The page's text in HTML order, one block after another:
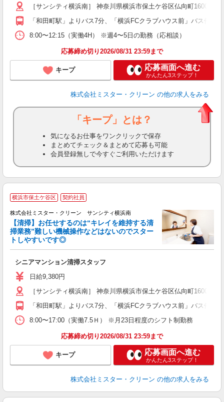
［サンシティ横浜南］ 神奈川県横浜市保土ケ谷区仏向町1600-3
「和田町駅」よりバス7分、「横浜FCクラブハウス前」バス停
8:00〜12:15（実働4H） ※週4〜5日の勤務（応相談）
応募締め切り2026/08/31 23:59まで
キープ 応募画面へ進む
かんたん3ステップ！
株式会社ミスター・クリーン の他の求人をみる
「キープ」とは？
気になるお仕事をワンクリックで保存
まとめてチェック＆まとめて応募も可能
会員登録無しで今すぐご利用いただけます
横浜市保土ケ谷区 契約社員
株式会社ミスター・クリーン サンシティ横浜南
【清掃】お任せするのは“キレイを維持する清
掃業務”難しい機械操作などはないのでスター
トしやすいです◎
シニアマンション清掃スタッフ
日給9,380円
［サンシティ横浜南］ 神奈川県横浜市保土ケ谷区仏向町1600-3
「和田町駅」よりバス7分、「横浜FCクラブハウス前」バス停
8:00〜17:00（実働7.5Ｈ） ※月23日程度のシフト制勤務
応募締め切り2026/08/31 23:59まで
キープ 応募画面へ進む
かんたん3ステップ！
株式会社ミスター・クリーン の他の求人をみる